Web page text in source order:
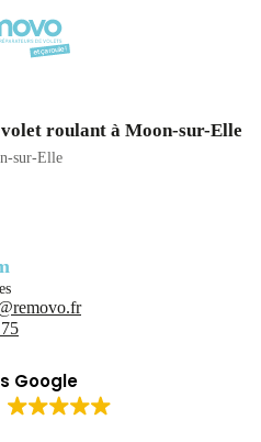
roulant à Moon-sur-Elle
sur-Elle
Google